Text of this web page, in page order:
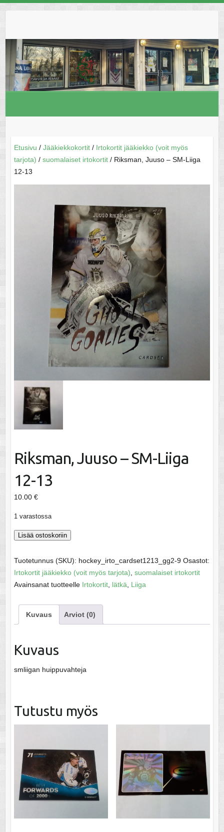
Etusivu / Jääkiekkokortit/ Irtokortit jääkiekko (voit myös
tarjota) / suomalaiset irtokortit/ Riksman, Juuso – SM-Liiga
12-13
Riksman, Juuso – SM-Liiga
12-13
10.00 €
1 varastossa
Riksman,
-
SM-
Liiga
13
määrä
Lisää ostoskoriin
Tuotetunnus (SKU): hockey_irto_cardset1213_gg2-9 Osastot:
Irtokortit jääkiekko (voit myös tarjota) suomalaiset irtokortit
Avainsanat tuotteelle Irtokortit, lätkä Liiga
Kuvaus Arviot (0)
Kuvaus
smliigan huippuvahteja
Tutustu myös